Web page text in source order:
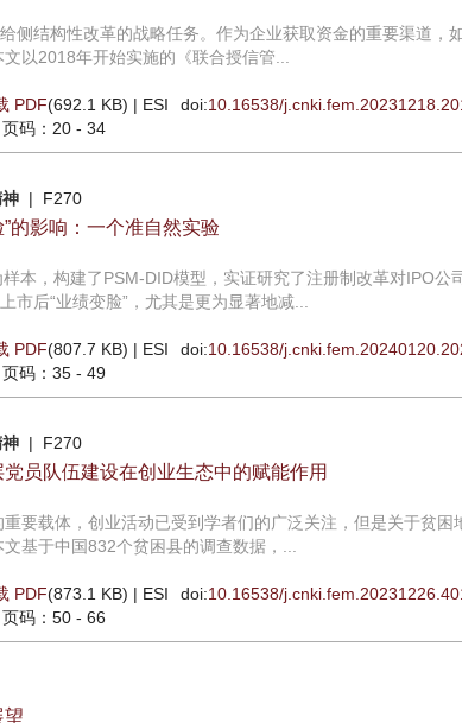
侧结构性改革的战略任务。作为企业获取资金的重要渠道，
以2018年开始实施的《联合授信管...
PDF(692.1 KB) | ESI doi:10.16538/
, 页码：20 - 34
| F270
的影响：一个准自然实验
本，构建了PSM-DID模型，实证研究了注册制改革对IPO公
市后“业绩变脸”，尤其是更为显著地减...
PDF(807.7 KB) | ESI doi:10.16538/
, 页码：35 - 49
| F270
员队伍建设在创业生态中的赋能作用
要载体，创业活动已受到学者们的广泛关注，但是关于贫
基于中国832个贫困县的调查数据，...
PDF(873.1 KB) | ESI doi:10.16538/
, 页码：50 - 66
望